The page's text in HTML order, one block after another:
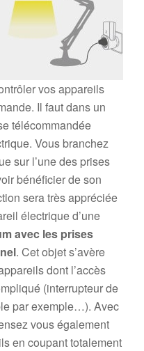
vos appareils
Il faut dans un
télécommandée
Vous branchez
sur l’une des prises
bénéficier de son
sera très appréciée
électrique d’une
avec les prises
. Cet objet s’avère
dont l’accès
(interrupteur de
par exemple…). Avec
vous également
en coupant totalement